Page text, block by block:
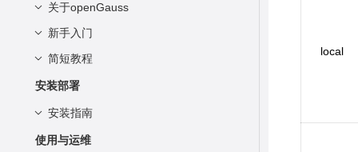
关于openGauss
简介
版本能力矩阵
部署方案
典型组网
运行环境
新手入门
了解openGauss
安装openGauss
安装准备
安装
访问openGauss
概述
使用openGauss
简短教程
基本概念
语法
数据类型
安装部署
安装指南
安装概述
使用与运维
local